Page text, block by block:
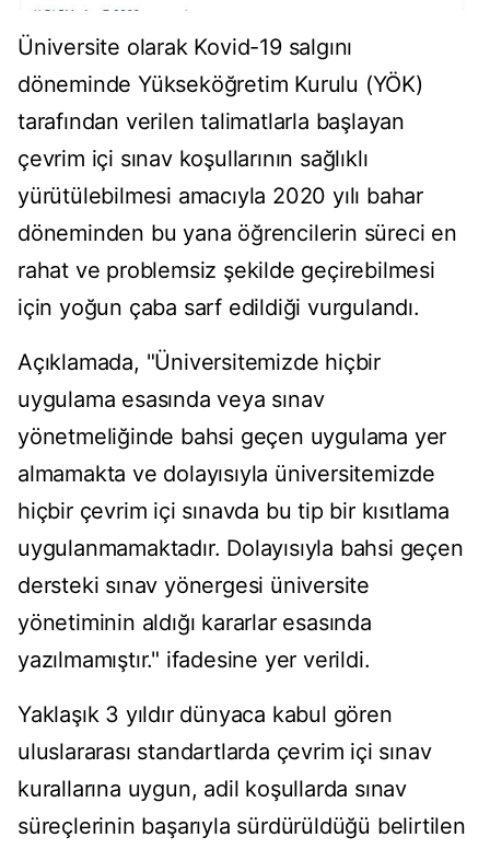
Üniversite olarak Kovid-19 salgını
döneminde Yükseköğretim Kurulu (YÖK)
tarafından verilen talimatlarla başlayan
çevrim içi sınav koşullarının sağlıklı
yürütülebilmesi amacıyla 2020 yılı bahar
döneminden bu yana öğrencilerin süreci en
rahat ve problemsiz şekilde geçirebilmesi
için yoğun çaba sarf edildiği vurgulandı.
Açıklamada, "Üniversitemizde hiçbir
uygulama esasında veya sınav
yönetmeliğinde bahsi geçen uygulama yer
almamakta ve dolayısıyla üniversitemizde
hiçbir çevrim içi sınavda bu tip bir kısıtlama
uygulanmamaktadır. Dolayısıyla bahsi geçen
dersteki sınav yönergesi üniversite
yönetiminin aldığı kararlar esasında
yazılmamıştır." ifadesine yer verildi.
Yaklaşık 3 yıldır dünyaca kabul gören
uluslararası standartlarda çevrim içi sınav
kurallarına uygun, adil koşullarda sınav
süreçlerinin başarıyla sürdürüldüğü belirtilen